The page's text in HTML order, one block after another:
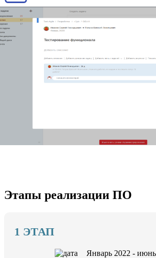
Этапы реализации ПО
1 ЭТАП
Январь 2022 -